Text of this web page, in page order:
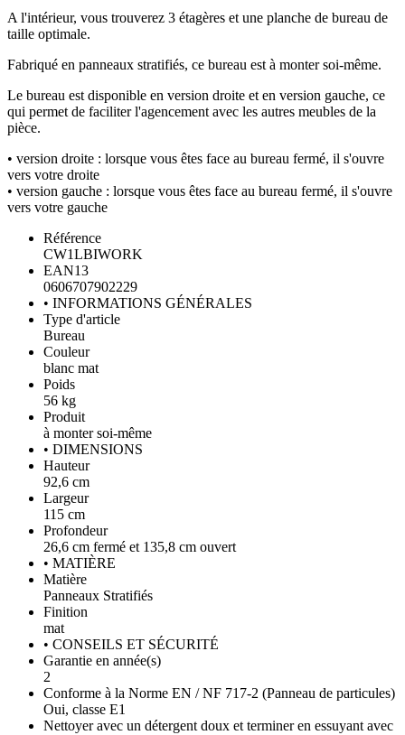
A l'intérieur, vous trouverez 3 étagères et une planche de bureau de
taille optimale.
Fabriqué en panneaux stratifiés, ce bureau est à monter soi-même.
Le bureau est disponible en version droite et en version gauche, ce
qui permet de faciliter l'agencement avec les autres meubles de la
pièce.
• version droite : lorsque vous êtes face au bureau fermé, il s'ouvre
vers votre droite
• version gauche : lorsque vous êtes face au bureau fermé, il s'ouvre
vers votre gauche
Référence
CW1LBIWORK
EAN13
0606707902229
• INFORMATIONS GÉNÉRALES
Type d'article
Bureau
Couleur
blanc mat
Poids
56 kg
Produit
à monter soi-même
• DIMENSIONS
Hauteur
92,6 cm
Largeur
115 cm
Profondeur
26,6 cm fermé et 135,8 cm ouvert
• MATIÈRE
Matière
Panneaux Stratifiés
Finition
mat
• CONSEILS ET SÉCURITÉ
Garantie en année(s)
2
Conforme à la Norme EN / NF 717-2 (Panneau de particules)
Oui, classe E1
Nettoyer avec un détergent doux et terminer en essuyant avec